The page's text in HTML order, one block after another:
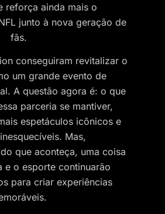
reforça ainda mais o
junto à nova geração de
fãs.
conseguiram revitalizar o
um grande evento de
A questão agora é: o que
parceria se mantiver,
espetáculos icônicos e
Mas,
que aconteça, uma coisa
e o esporte continuarão
para criar experiências